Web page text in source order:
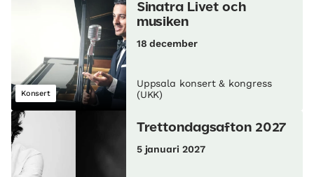
Konsert
Sinatra Livet och
musiken
18 december
Uppsala konsert & kongress
(UKK)
Trettondagsafton 2027
5 januari 2027